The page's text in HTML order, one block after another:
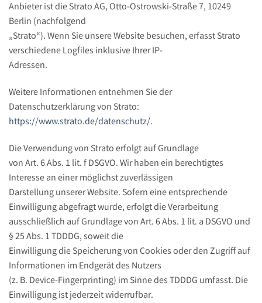
Anbieter ist die Strato AG, Otto-Ostrowski-Straße 7, 10249
Berlin (nachfolgend
„Strato“). Wenn Sie unsere Website besuchen, erfasst Strato
verschiedene Logfiles inklusive Ihrer IP-
Adressen.
Weitere Informationen entnehmen Sie der
Datenschutzerklärung von Strato:
https://www.strato.de/datenschutz/.
Die Verwendung von Strato erfolgt auf Grundlage
von Art. 6 Abs. 1 lit. f DSGVO. Wir haben ein berechtigtes
Interesse an einer möglichst zuverlässigen
Darstellung unserer Website. Sofern eine entsprechende
Einwilligung abgefragt wurde, erfolgt die Verarbeitung
ausschließlich auf Grundlage von Art. 6 Abs. 1 lit. a DSGVO und
§ 25 Abs. 1 TDDDG, soweit die
Einwilligung die Speicherung von Cookies oder den Zugriff auf
Informationen im Endgerät des Nutzers
(z. B. Device-Fingerprinting) im Sinne des TDDDG umfasst. Die
Einwilligung ist jederzeit widerrufbar.